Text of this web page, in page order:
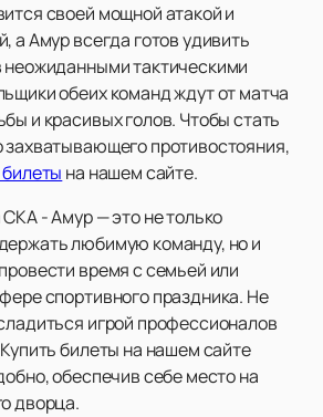
своей мощной атакой и
а Амур всегда готов удивить
неожиданными тактическими
обеих команд ждут от матча
и красивых голов. Чтобы стать
захватывающего противостояния,
на нашем сайте.
- Амур — это не только
любимую команду, но и
время с семьей или
спортивного праздника. Не
игрой профессионалов
билеты на нашем сайте
обеспечив себе место на
дворца.